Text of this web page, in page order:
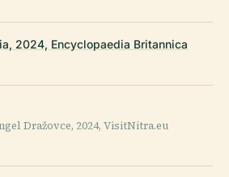
2024, Encyclopaedia Britannica
Dražovce, 2024, VisitNitra.eu